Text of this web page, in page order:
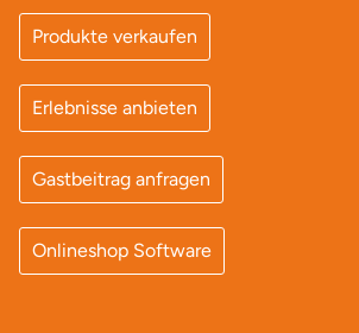
Produkte verkaufen
Erlebnisse anbieten
Gastbeitrag anfragen
Onlineshop Software